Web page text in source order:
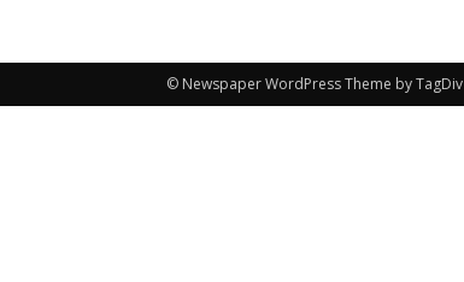
© Newspaper WordPress Theme by TagDiv